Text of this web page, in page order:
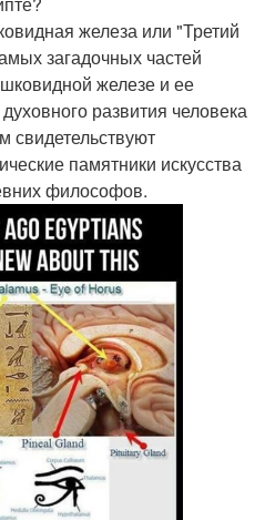
железа или "Третий
загадочных частей
железе и ее
развития человека
свидетельствуют
памятники искусства
философов.